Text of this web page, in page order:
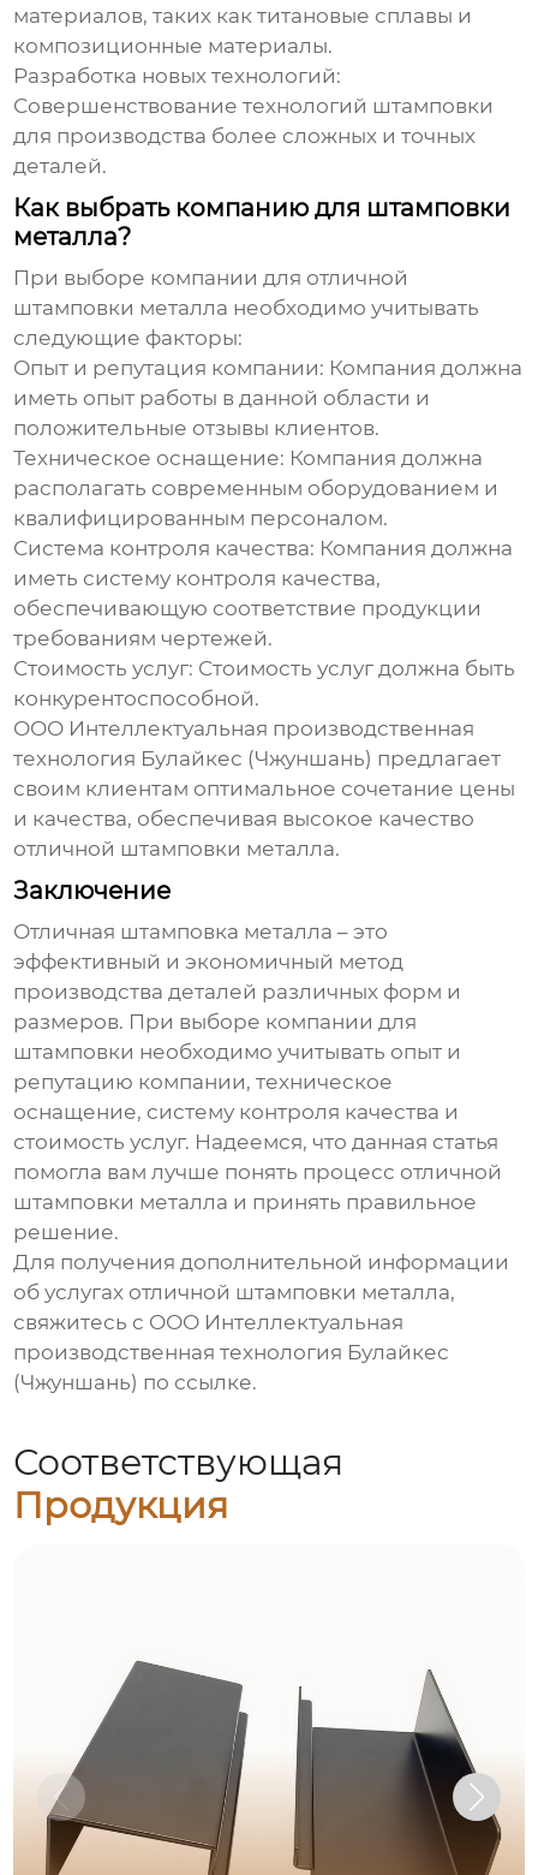
материалов, таких как титановые сплавы и
композиционные материалы.
Разработка новых технологий:
Совершенствование технологий штамповки
для производства более сложных и точных
деталей.
Как выбрать компанию для штамповки
металла?
При выборе компании для отличной
штамповки металла необходимо учитывать
следующие факторы:
Опыт и репутация компании: Компания должна
иметь опыт работы в данной области и
положительные отзывы клиентов.
Техническое оснащение: Компания должна
располагать современным оборудованием и
квалифицированным персоналом.
Система контроля качества: Компания должна
иметь систему контроля качества,
обеспечивающую соответствие продукции
требованиям чертежей.
Стоимость услуг: Стоимость услуг должна быть
конкурентоспособной.
ООО Интеллектуальная производственная
технология Булайкес (Чжуншань) предлагает
своим клиентам оптимальное сочетание цены
и качества, обеспечивая высокое качество
отличной штамповки металла.
Заключение
Отличная штамповка металла – это
эффективный и экономичный метод
производства деталей различных форм и
размеров. При выборе компании для
штамповки необходимо учитывать опыт и
репутацию компании, техническое
оснащение, систему контроля качества и
стоимость услуг. Надеемся, что данная статья
помогла вам лучше понять процесс отличной
штамповки металла и принять правильное
решение.
Для получения дополнительной информации
об услугах отличной штамповки металла,
свяжитесь с ООО Интеллектуальная
производственная технология Булайкес
(Чжуншань) по ссылке.
Соответствующая
Продукция